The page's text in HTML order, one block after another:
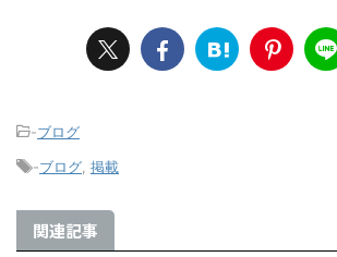
-ブログ
-ブログ 掲載
関連記事